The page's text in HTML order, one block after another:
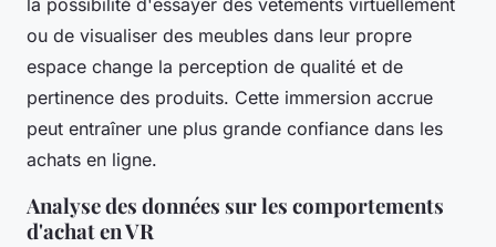
la possibilité d'essayer des vêtements virtuellement
ou de visualiser des meubles dans leur propre
espace change la perception de qualité et de
pertinence des produits. Cette immersion accrue
peut entraîner une plus grande confiance dans les
achats en ligne.
Analyse des données sur les comportements
d'achat en VR